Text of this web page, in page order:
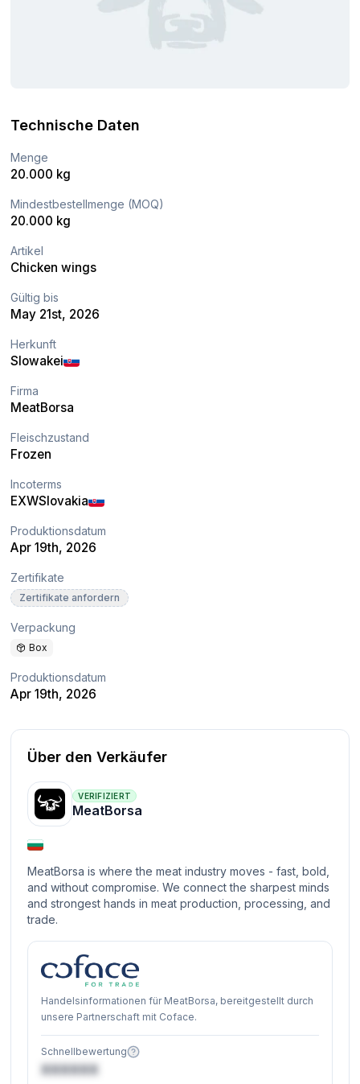
Technische Daten
Menge
20.000 kg
Mindestbestellmenge (MOQ)
20.000 kg
Artikel
Chicken wings
Gültig bis
May 21st, 2026
Herkunft
Slowakei
Firma
MeatBorsa
Fleischzustand
Frozen
Incoterms
EXWSlovakia
Produktionsdatum
Apr 19th, 2026
Zertifikate
Zertifikate anfordern
Verpackung
Box
Produktionsdatum
Apr 19th, 2026
Über den Verkäufer
VERIFIZIERT
MeatBorsa
MeatBorsa is where the meat industry moves - fast, bold,
and without compromise. We connect the sharpest minds
and strongest hands in meat production, processing, and
trade.
Handelsinformationen für MeatBorsa, bereitgestellt durch
unsere Partnerschaft mit Coface.
Schnellbewertung
XXXXXX